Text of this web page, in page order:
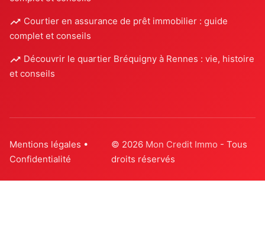
Courtier en assurance de prêt immobilier : guide
complet et conseils
Découvrir le quartier Bréquigny à Rennes : vie, histoire
et conseils
Mentions légales •
Confidentialité
© 2026 Mon Credit Immo - Tous
droits réservés